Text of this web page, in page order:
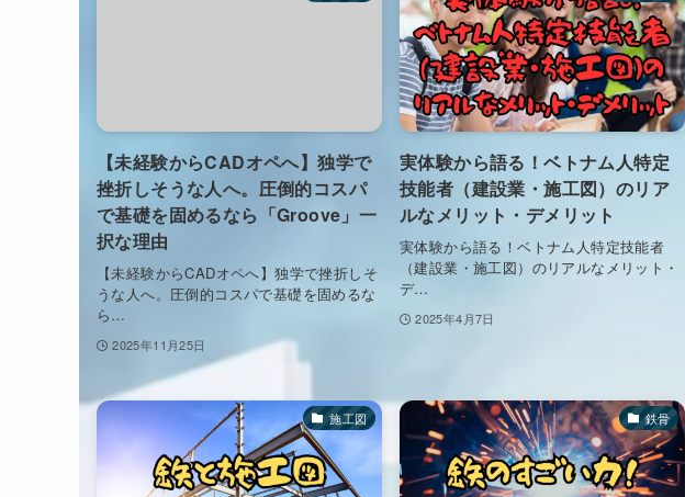
【未経験からCADオペへ】独学で
挫折しそうな人へ。圧倒的コスパ
で基礎を固めるなら「Groove」一
択な理由
【未経験からCADオペへ】独学で挫折しそ
うな人へ。圧倒的コスパで基礎を固めるな
ら…
2025年11月25日
実体験から語る！ベトナム人特定
技能者（建設業・施工図）のリア
ルなメリット・デメリット
実体験から語る！ベトナム人特定技能者
（建設業・施工図）のリアルなメリット・
デ…
2025年4月7日
施工図 鉄骨